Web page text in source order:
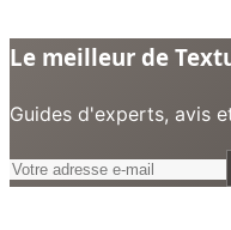
Le meilleur de
Guides d'experts, avis